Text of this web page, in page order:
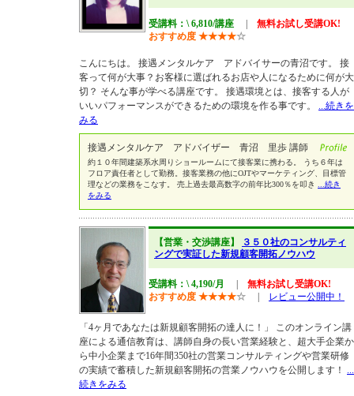
受講料：\ 6,810/講座
無料お試し受講OK!
おすすめ度 ★★★★☆
こんにちは。 接遇メンタルケア アドバイサーの青沼です。 接
客って何が大事？お客様に選ばれるお店や人になるために何が大
切？ そんな事が学べる講座です。 接遇環境とは、接客する人が
いいパフォーマンスができるための環境を作る事です。 ...続きを
みる
接遇メンタルケア アドバイザー 青沼 里歩 講師
約１０年間建築系水周りショールームにて接客業に携わる。 うち６年は
フロア責任者として勤務。接客業務の他にOJTやマーケティング、目標管
理などの業務をこなす。 売上過去最高数字の前年比300％を叩き
...続き
をみる
【営業・交渉講座】
３５０社のコンサルティ
ングで実証した新規顧客開拓ノウハウ
受講料：\ 4,190/月
無料お試し受講OK!
おすすめ度 ★★★★☆ レビュー公開中！
「4ヶ月であなたは新規顧客開拓の達人に！」 このオンライン講
座による通信教育は、講師自身の長い営業経験と、超大手企業か
ら中小企業まで16年間350社の営業コンサルティングや営業研修
の実績で蓄積した新規顧客開拓の営業ノウハウを公開します！ ...
続きをみる